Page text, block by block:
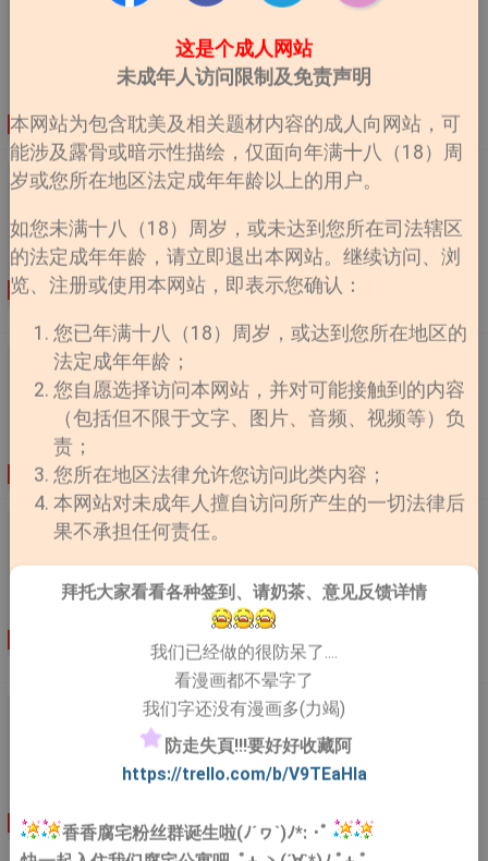
莫云舟：那你知道我资产雄厚吗？ 宁韵然：人尽皆知。
把你带走。 【不靠谱文案二】： 宁韵然：老大！一个成
功卧底的秘诀是什么？ 凌睿：熟能生巧没逼格。 宁韵
啦！ 熟能生巧她永远到不了，逼格她也丢不了，因为谁
要她有一个莫云舟？ 内容标籤： 都市情缘 搜索关键字：
主角：宁韵然，莫云舟 │ 配角：顾长铭，凌睿，赵婳栩 │
我》、《 ....
连载
《失忆后认错老公》
【作品简介】︰ 《失忆后认错老公》简介︰车祸失忆
后，商景盯着手机裡唯一的联系人“老公”陷入沉思。根据
备忘录回忆，他是一隻不折不扣的舔狗，和男神隐婚后每
天做饭擦地，打零工补贴家用，还被男神嫌弃做饭难吃。
而男神在外面绯闻无数，对他冷淡至极。商景︰这舔狗老
子不幹了！直到他拿到医院帐单，再查了查余额，不得不
掏出手机——“老公(●′w`●)，我在医院，快来接我。”呵，
戏途中突然收到一张在医院的自拍。对方叫他老公，让他
来接。又在玩什么把戏？他看着那张多年不见的脸，回復
︰“好。”失忆后的商景，颐指气使，作天作地，一雪舔狗
笑，着手安排离婚分财产。直到他收到一条陌生短信——
“可以把手机还给我吗？”原来车祸中，他拿错了追星族的
手机，对方是贺绛的脑残粉，备忘录全是个人yy。商景尴
尬得连夜扛着火车站跑路，这辈子不想再见到贺绛！贺绛
莞尔︰“送上门了还想跑？”没门。 ....
作者：小文旦 更新至第81章 庄衾岑非诺
连载
《回到仙尊少年时[穿书]》
迟，作者君出门了一趟】言卿穿进一本狗血修真文裡，成
了人气最高的美强惨反派小时候。长大后的反派惊才绝
艳，风华绝代；小时候的反派可怜巴巴，差点饿死在寒冬
武艺，上能装乖、下能卖惨，和身体裡灵魂尚在的金枝玉
叶小反派，从互相嫌弃到同生共死，靠坑蒙拐骗活了下
来。后面得到机缘解绑，相看生厌的两人立刻分道扬镳。
言卿死后，灵魂散尽以为能回到现 ....
作者：妾在山
更新至第127章番外（三）
连载
《封印千年的徒弟他回来了》
【作品简介】︰ 关于封印千年的徒弟他回来了︰现代
灵气衰竭，修真界皆知云萧是世间唯一的大能，孤鹤寒雪
象突生，被封印千年的天魔重现人间，修真界闻之色变，
动荡不安，只有云萧出面。众人寄托所有希望，却在现场
眼睁睁看着黑云翻磙，天魔出世——那个千年前被云萧亲
手封印的男人携带满身煞气，眼眸赤红，掐着云萧白皙脖
当众掳走，修真界上下惊悸不已。他们皆知云萧与 ....
作者：若鸯君 更新至第52章 现代（二）烟火……
《神的爱人[无限]》
世攻】 【注：攻在所有人眼裡是终极大反派&第一大联盟
的首领】 江行是个天生猎手，外表隽美和煦，背地裡追
求极端刺激与快乐，专挑能杀他的人拉稳仇恨。 遇到强
敌，我行让我上！ 看到支线，使命任务？越阶对抗——必
须做！ …… “成为被选召的人！开启你的探险旅程！” 在浪
了N个副本后： 青年微笑：不怕，我还敢。 随后，他的
眸子就被站在他身后那位冷峻威严的男人覆手盖上了。
啪，直播间裡观看最强新人玩副本的粉丝们炸了。 …… 强
强联手，双双成王——的恋爱升级又爽又甜文。 位面小世
挥官 玩家对战类副本【畸形空间】已完结，攻马甲：上
层区议长 吸血鬼巫师副本【起源命轮】已完结，攻马
作者：也无疯
更新至第166章 番番外‧金眸江的布丁
连载
《每天都被老攻追杀怎么办[快穿]》
【作品简介】︰ ....
作者：云远天
长
更新至第217章 小甜饼
这是个成人网站
未成年人访问限制及免责声明
本网站为包含耽美及相关题材内容的成人向网站，可
能涉及露骨或暗示性描绘，仅面向年满十八（18）周
岁或您所在地区法定成年年龄以上的用户。
如您未满十八（18）周岁，或未达到您所在司法辖区
的法定成年年龄，请立即退出本网站。继续访问、浏
览、注册或使用本网站，即表示您确认：
您已年满十八（18）周岁，或达到您所在地区的
法定成年年龄；
您自愿选择访问本网站，并对可能接触到的内容
（包括但不限于文字、图片、音频、视频等）负
责；
您所在地区法律允许您访问此类内容；
本网站对未成年人擅自访问所产生的一切法律后
果不承担任何责任。
拜托大家看看各种签到、请奶茶、意见反馈详情
我们已经做的很防呆了....
看漫画都不晕字了
我们字还没有漫画多(力竭)
防走失頁!!!要好好收藏阿
https://trello.com/b/V9TEaHIa
香香腐宅粉丝群诞生啦(ﾉ´ヮ`)ﾉ*: ･ﾟ